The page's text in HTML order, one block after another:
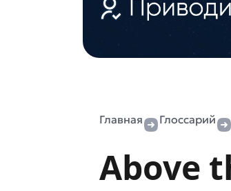
Главная Глоссарий
Above